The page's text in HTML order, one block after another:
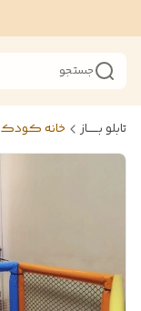
جستجو
تابلو بــــــاز خانه کودک